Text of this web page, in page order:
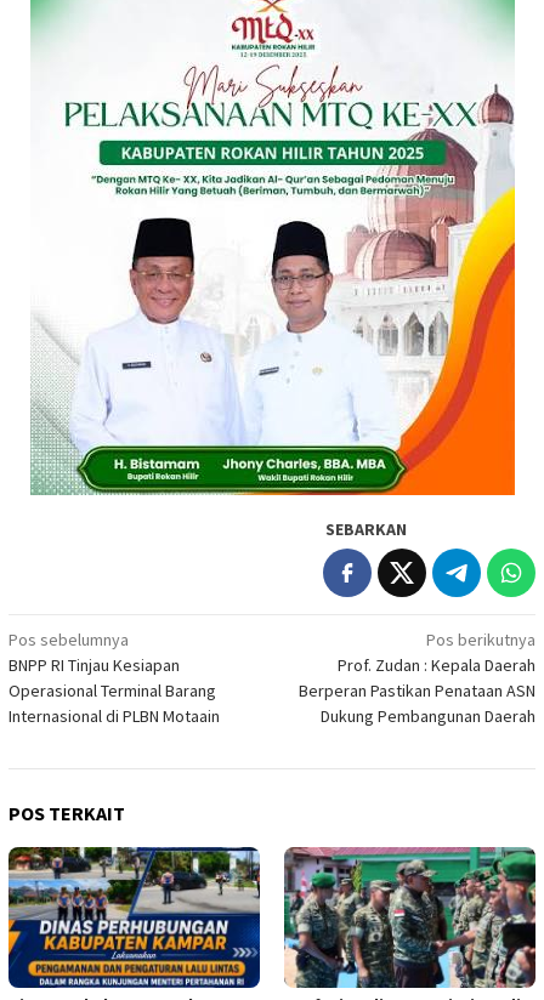
SEBARKAN
Navigasi
pos
Pos sebelumnya
BNPP RI Tinjau Kesiapan
Operasional Terminal Barang
Internasional di PLBN Motaain
Pos berikutnya
Prof. Zudan : Kepala Daerah
Berperan Pastikan Penataan ASN
Dukung Pembangunan Daerah
POS TERKAIT